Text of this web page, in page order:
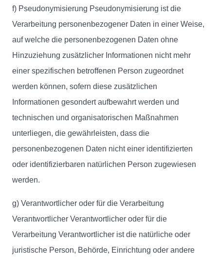
f) Pseudonymisierung Pseudonymisierung ist die
Verarbeitung personenbezogener Daten in einer Weise,
auf welche die personenbezogenen Daten ohne
Hinzuziehung zusätzlicher Informationen nicht mehr
einer spezifischen betroffenen Person zugeordnet
werden können, sofern diese zusätzlichen
Informationen gesondert aufbewahrt werden und
technischen und organisatorischen Maßnahmen
unterliegen, die gewährleisten, dass die
personenbezogenen Daten nicht einer identifizierten
oder identifizierbaren natürlichen Person zugewiesen
werden.
g) Verantwortlicher oder für die Verarbeitung
Verantwortlicher Verantwortlicher oder für die
Verarbeitung Verantwortlicher ist die natürliche oder
juristische Person, Behörde, Einrichtung oder andere